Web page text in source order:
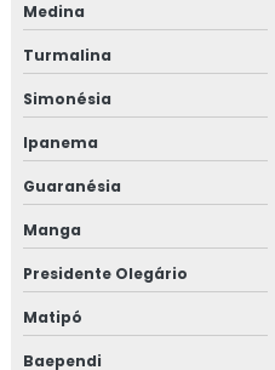
Medina
Turmalina
Simonésia
Ipanema
Guaranésia
Manga
Presidente Olegário
Matipó
Baependi